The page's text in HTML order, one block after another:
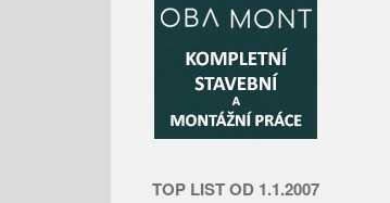
TOP LIST OD 1.1.2007